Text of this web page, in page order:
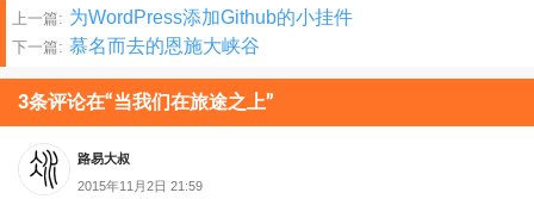
文
章
分
页
上一篇: 为WordPress添加Github的小挂件
下一篇: 慕名而去的恩施大峡谷
3条评论在“当我们在旅途之上”
路易大叔
2015年11月2日 21:59